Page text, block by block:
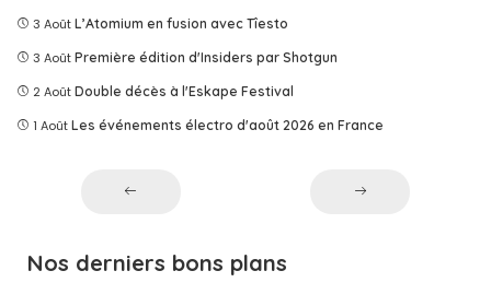
3 Août L’Atomium en fusion avec Tîesto
3 Août Première édition d'Insiders par Shotgun
2 Août Double décès à l'Eskape Festival
1 Août Les événements électro d'août 2026 en France
Nos derniers bons plans